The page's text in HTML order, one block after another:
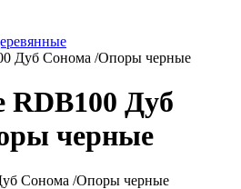
Дуб Сонома /Опоры черные
Дуб
черные